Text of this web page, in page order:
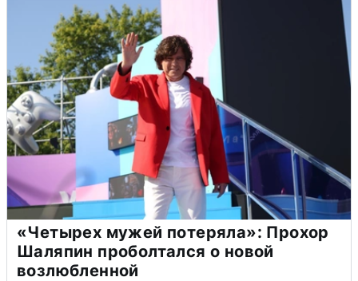
«Четырех мужей потеряла»: Прохор
Шаляпин проболтался о новой
возлюбленной